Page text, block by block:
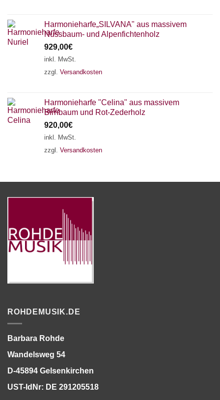
Harmonieharfe„SILVANA" aus massivem
Nussbaum- und Alpenfichtenholz
929,00€
inkl. MwSt.
zzgl. Versandkosten
Harmonieharfe "Celina" aus massivem
Birnbaum und Rot-Zederholz
920,00€
inkl. MwSt.
zzgl. Versandkosten
ROHDEMUSIK.DE
Barbara Rohde
Wandelsweg 54
D-45894 Gelsenkirchen
UST-IdNr: DE 291205518